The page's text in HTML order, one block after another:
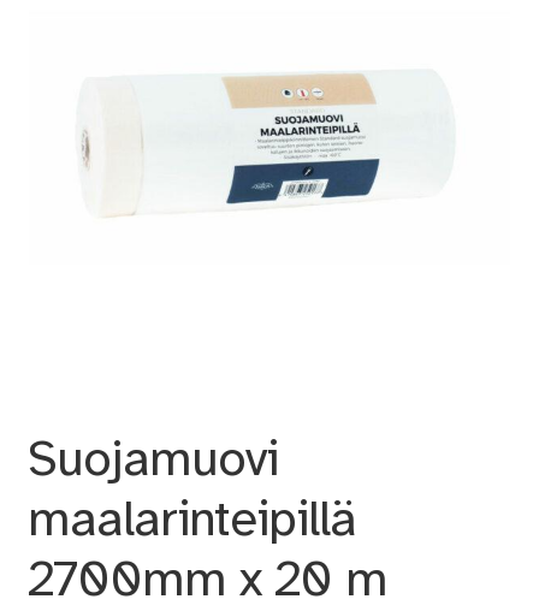
Suojamuovi
maalarinteipillä
2700mm x 20 m